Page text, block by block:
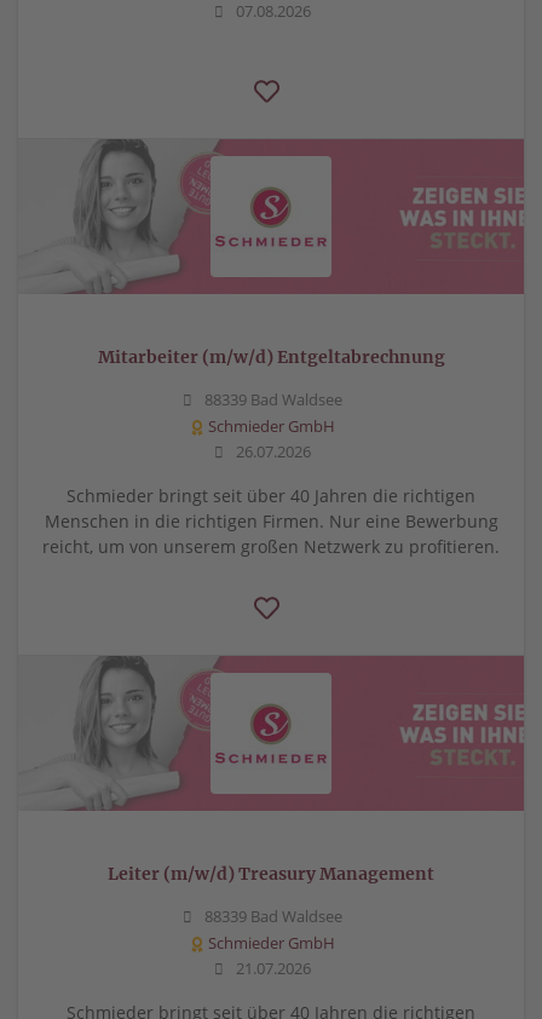
07.08.2026
Mitarbeiter (m/w/d) Entgeltabrechnung
88339 Bad Waldsee
Schmieder GmbH
26.07.2026
Schmieder bringt seit über 40 Jahren die richtigen
Menschen in die richtigen Firmen. Nur eine Bewerbung
reicht, um von unserem großen Netzwerk zu profitieren.
Leiter (m/w/d) Treasury Management
88339 Bad Waldsee
Schmieder GmbH
21.07.2026
Schmieder bringt seit über 40 Jahren die richtigen